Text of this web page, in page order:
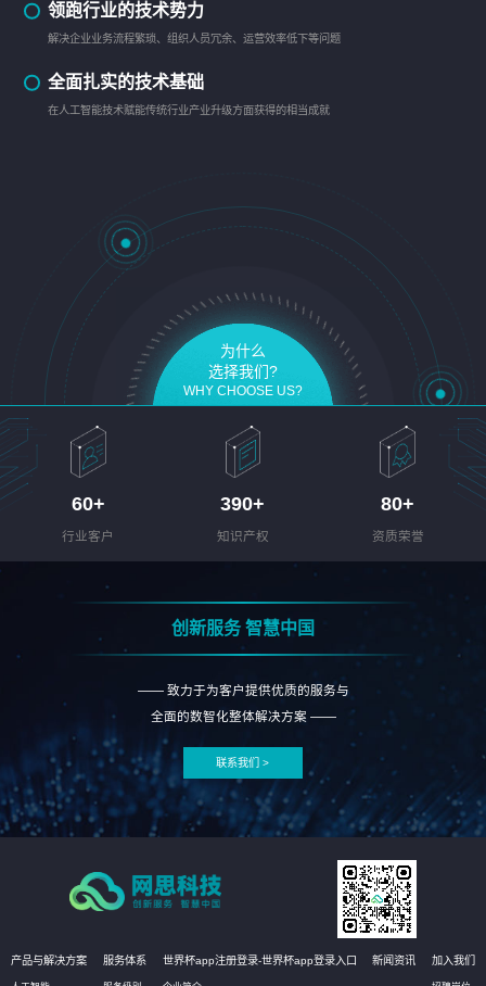
领跑行业的技术势力
解决企业业务流程繁琐、组织人员冗余、运营效率低下等问题
全面扎实的技术基础
在人工智能技术赋能传统行业产业升级方面获得的相当成就
为什么
选择我们?
WHY CHOOSE US?
60+
行业客户
390+
知识产权
80+
资质荣誉
创新服务 智慧中国
—— 致力于为客户提供优质的服务与
全面的数智化整体解决方案 ——
联系我们 >
产品与解决方案 服务体系 世界杯app注册登录-世界杯app登录入口 新闻资讯 加入我们